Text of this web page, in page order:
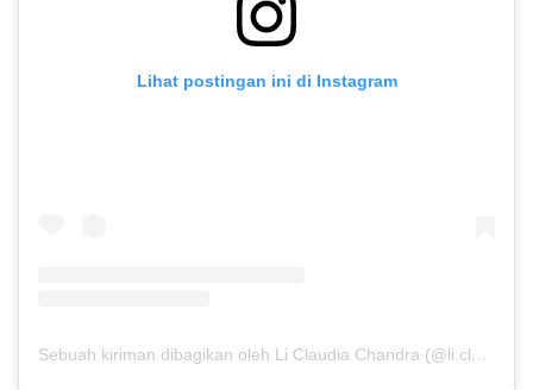
Lihat postingan ini di Instagram
Sebuah kiriman dibagikan oleh Li Claudia Chandra (@li.claudia.chandra)